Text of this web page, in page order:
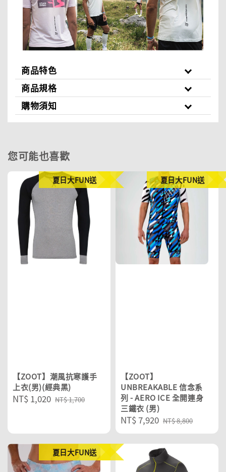
商品特色
商品規格
購物須知
您可能也喜歡
夏日大FUN送
【ZOOT】潮風抗寒護手
上衣(男)(經典黑)
Sale
NT$ 1,020 Regular
NT$ 1,700
夏日大FUN送
【ZOOT】
UNBREAKABLE 信念系
列 - AERO ICE 全開連身
三鐵衣 (男)
Sale
price
NT$ 7,920 Regular
price
NT$ 8,800
夏日大FUN送